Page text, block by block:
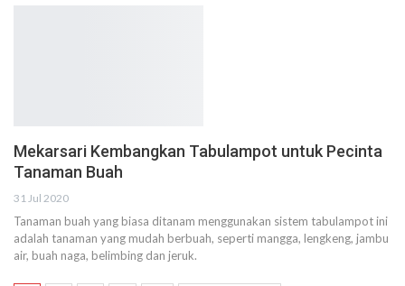
Mekarsari Kembangkan Tabulampot untuk Pecinta
Tanaman Buah
31 Jul 2020
Tanaman buah yang biasa ditanam menggunakan sistem tabulampot ini
adalah tanaman yang mudah berbuah, seperti mangga, lengkeng, jambu
air, buah naga, belimbing dan jeruk.